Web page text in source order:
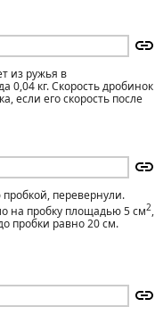
из ружья в
0,04 кг. Скорость дробинок
если его скорость после
перевернули.
на пробку площадью 5 см2,
пробки равно 20 см.